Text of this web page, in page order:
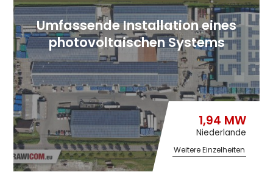
Umfassende Installation eines
photovoltaischen Systems
1,94 MW
Niederlande
Weitere Einzelheiten